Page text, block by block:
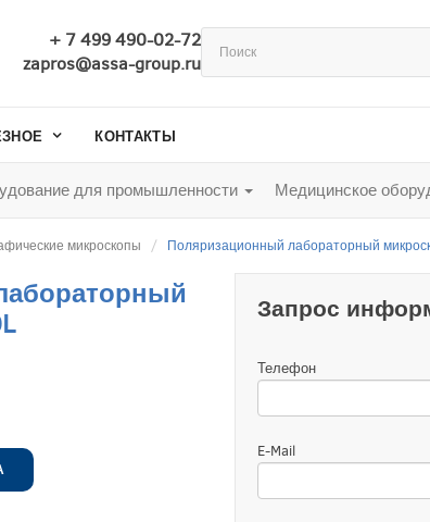
+ 7 499 490-02-72
zapros@assa-group.ru
КОНТАКТЫ
для промышленности Медицинское
микроскопы Поляризационный лабораторный
Запрос
Телефон
E-Mail